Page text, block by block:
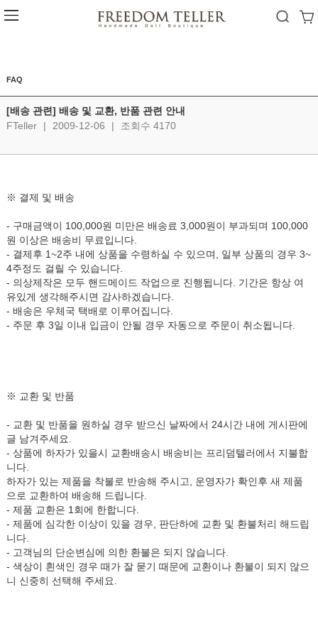
FAQ
[배송 관련] 배송 및 교환, 반품 관련 안내
FTeller
| 2009-12-06 | 조회수 4170
※ 결제 및 배송
- 구매금액이 100,000원 미만은 배송료 3,000원이 부과되며 100,000
원 이상은 배송비 무료입니다.
- 결제후 1~2주 내에 상품을 수령하실 수 있으며, 일부 상품의 경우 3~
4주정도 걸릴 수 있습니다.
- 의상제작은 모두 핸드메이드 작업으로 진행됩니다. 기간은 항상 여
유있게 생각해주시면 감사하겠습니다.
- 배송은 우체국 택배로 이루어집니다.
- 주문 후 3일 이내 입금이 안될 경우 자동으로 주문이 취소됩니다.
※ 교환 및 반품
- 교환 및 반품을 원하실 경우 받으신 날짜에서 24시간 내에 게시판에
글 남겨주세요.
- 상품에 하자가 있을시 교환배송시 배송비는 프리덤텔러에서 지불합
니다.
하자가 있는 제품을 착불로 반송해 주시고, 운영자가 확인후 새 제품
으로 교환하여 배송해 드립니다.
- 제품 교환은 1회에 한합니다.
- 제품에 심각한 이상이 있을 경우, 판단하에 교환 및 환불처리 해드립
니다.
- 고객님의 단순변심에 의한 환불은 되지 않습니다.
- 색상이 흰색인 경우 때가 잘 묻기 때문에 교환이나 환불이 되지 않으
니 신중히 선택해 주세요.